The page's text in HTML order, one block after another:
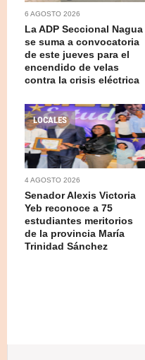
6 AGOSTO 2026
La ADP Seccional Nagua
se suma a convocatoria
de este jueves para el
encendido de velas
contra la crisis eléctrica
LOCALES
4 AGOSTO 2026
Senador Alexis Victoria
Yeb reconoce a 75
estudiantes meritorios
de la provincia María
Trinidad Sánchez